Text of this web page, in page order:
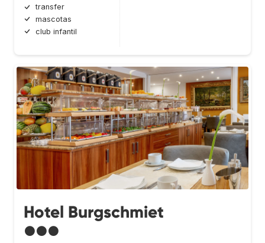
transfer
mascotas
club infantil
Hotel Burgschmiet
●●●